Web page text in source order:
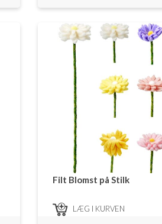
Filt Blomst på Stilk
LÆG I KURVEN